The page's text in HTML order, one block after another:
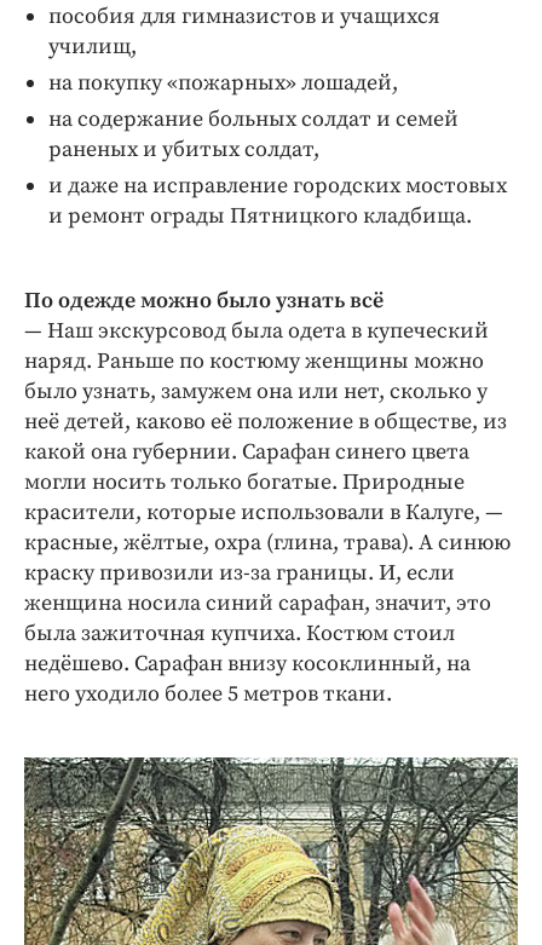
пособия для гимназистов и учащихся
училищ,
на покупку «пожарных» лошадей,
на содержание больных солдат и семей
раненых и убитых солдат,
и даже на исправление городских мостовых
и ремонт ограды Пятницкого кладбища.
По одежде можно было узнать всё
— Наш экскурсовод была одета в купеческий
наряд. Раньше по костюму женщины можно
было узнать, замужем она или нет, сколько у
неё детей, каково её положение в обществе, из
какой она губернии. Сарафан синего цвета
могли носить только богатые. Природные
красители, которые использовали в Калуге, —
красные, жёлтые, охра (глина, трава). А синюю
краску привозили из-за границы. И, если
женщина носила синий сарафан, значит, это
была зажиточная купчиха. Костюм стоил
недёшево. Сарафан внизу косоклинный, на
него уходило более 5 метров ткани.